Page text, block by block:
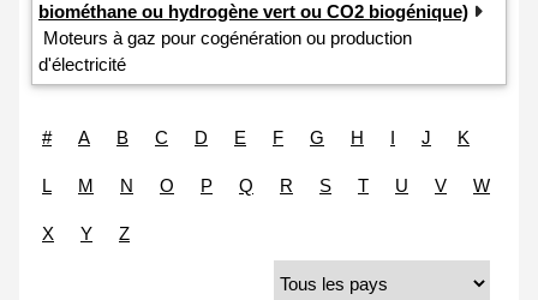
biométhane ou hydrogène vert ou CO2 biogénique)
Moteurs à gaz pour cogénération ou production
d'électricité
# A B C D E F G H I J K
L M N O P Q R S T U V W
X Y Z